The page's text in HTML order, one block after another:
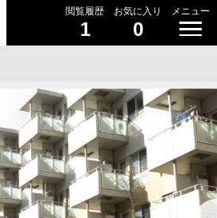
閲覧履歴
1
お気に入り
0
メニュー